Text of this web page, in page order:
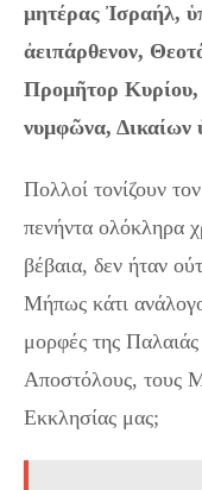
μητέρας Ἰσραήλ,
ἀειπάρθενον,
Προμῆτορ Κυρίου,
νυμφῶνα, Δικαίων
Πολλοί τονίζουν
πενήντα ολόκληρα
βέβαια, δεν ήταν
Μήπως κάτι
μορφές της
Αποστόλους, τους
Εκκλησίας μας;